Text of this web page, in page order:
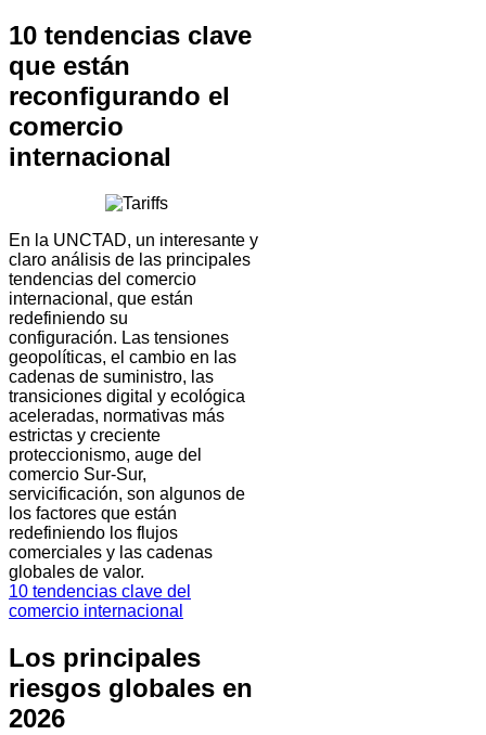
10 tendencias clave
que están
reconfigurando el
comercio
internacional
En la UNCTAD, un interesante y
claro análisis de las principales
tendencias del comercio
internacional, que están
redefiniendo su
configuración. Las tensiones
geopolíticas, el cambio en las
cadenas de suministro, las
transiciones digital y ecológica
aceleradas, normativas más
estrictas y creciente
proteccionismo, auge del
comercio Sur-Sur,
servicificación, son algunos de
los factores que están
redefiniendo los flujos
comerciales y las cadenas
globales de valor.
10 tendencias clave del
comercio internacional
Los principales
riesgos globales en
2026